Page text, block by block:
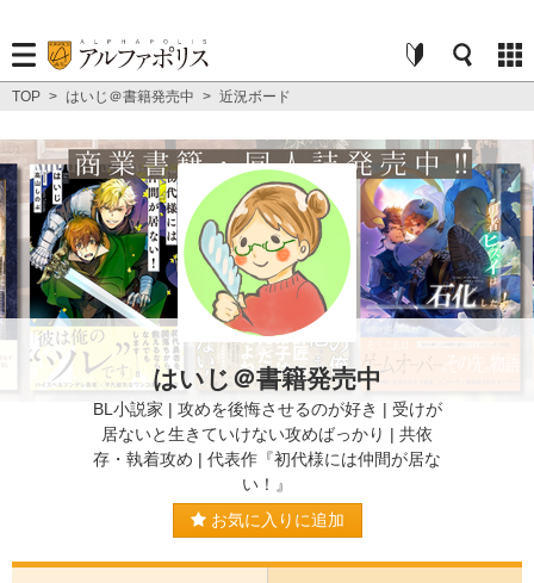
TOP > はいじ＠書籍発売中 > 近況ボード
はいじ＠書籍発売中
BL小説家 | 攻めを後悔させるのが好き | 受けが
居ないと生きていけない攻めばっかり | 共依
存・執着攻め | 代表作『初代様には仲間が居な
い！』
お気に入りに追加